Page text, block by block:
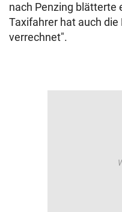
nach Penzing blätterte
Taxifahrer hat auch
verrechnet".